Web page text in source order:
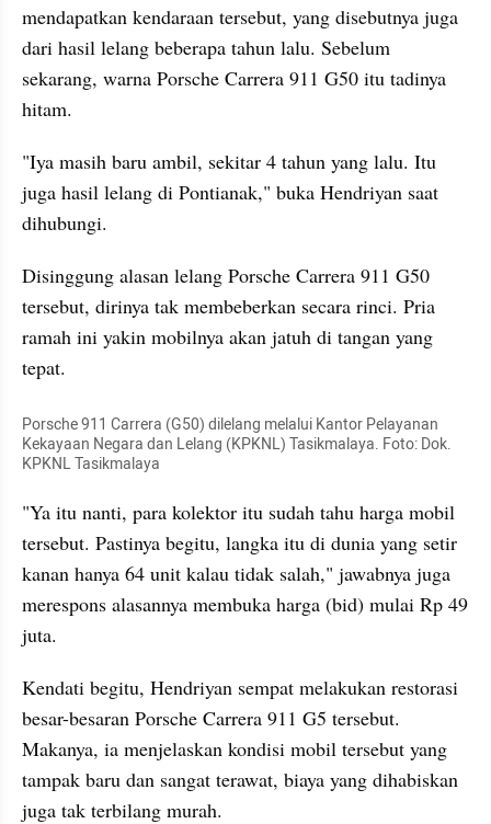
mendapatkan kendaraan tersebut, yang disebutnya juga
dari hasil lelang beberapa tahun lalu. Sebelum
sekarang, warna Porsche Carrera 911 G50 itu tadinya
hitam.
"Iya masih baru ambil, sekitar 4 tahun yang lalu. Itu
juga hasil lelang di Pontianak," buka Hendriyan saat
dihubungi.
Disinggung alasan lelang Porsche Carrera 911 G50
tersebut, dirinya tak membeberkan secara rinci. Pria
ramah ini yakin mobilnya akan jatuh di tangan yang
tepat.
Porsche 911 Carrera (G50) dilelang melalui Kantor Pelayanan
Kekayaan Negara dan Lelang (KPKNL) Tasikmalaya. Foto: Dok.
KPKNL Tasikmalaya
"Ya itu nanti, para kolektor itu sudah tahu harga mobil
tersebut. Pastinya begitu, langka itu di dunia yang setir
kanan hanya 64 unit kalau tidak salah," jawabnya juga
merespons alasannya membuka harga (bid) mulai Rp 49
juta.
Kendati begitu, Hendriyan sempat melakukan restorasi
besar-besaran Porsche Carrera 911 G5 tersebut.
Makanya, ia menjelaskan kondisi mobil tersebut yang
tampak baru dan sangat terawat, biaya yang dihabiskan
juga tak terbilang murah.